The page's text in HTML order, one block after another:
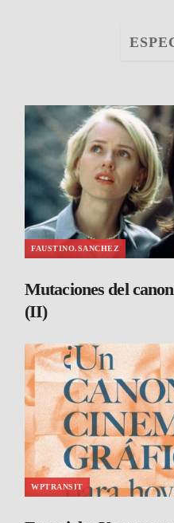
FAUSTINO.SANCHEZ
Mutaciones del
(II)
WPTRANSIT